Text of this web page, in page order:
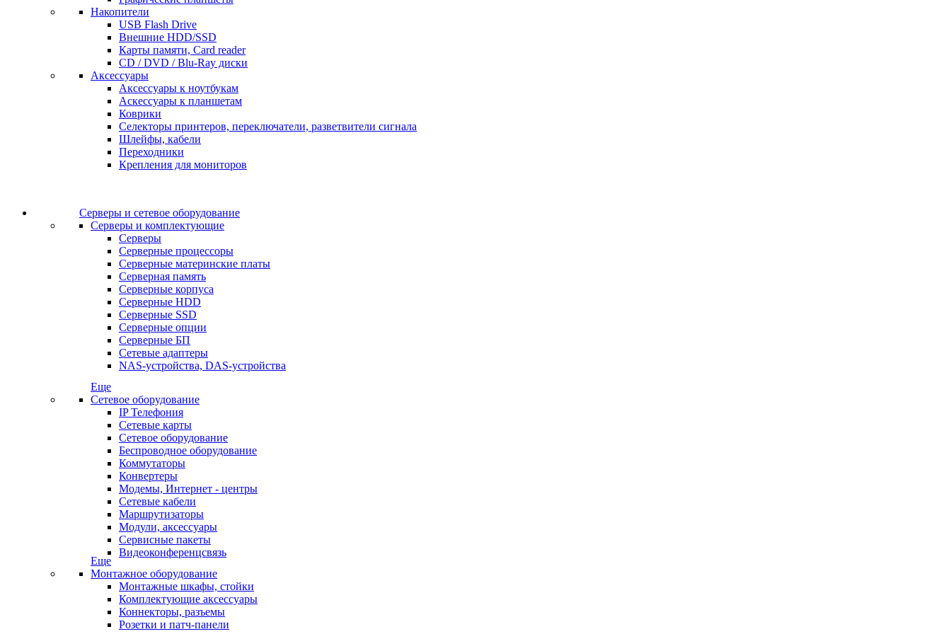
Накопители
USB Flash Drive
Внешние HDD/SSD
Карты памяти, Card reader
CD / DVD / Blu-Ray диски
Аксессуары
Аксессуары к ноутбукам
Аскессуары к планшетам
Коврики
Селекторы принтеров, переключатели, разветвители сигнала
Шлейфы, кабели
Переходники
Крепления для мониторов
Серверы и сетевое оборудование
Серверы и комплектующие
Серверы
Серверные процессоры
Серверные материнские платы
Серверная память
Серверные корпуса
Серверные HDD
Серверные SSD
Серверные опции
Серверные БП
Сетевые адаптеры
NAS-устройства, DAS-устройства
Еще
Сетевое оборудование
IP Телефония
Сетевые карты
Сетевое оборудование
Беспроводное оборудование
Коммутаторы
Конвертеры
Модемы, Интернет - центры
Сетевые кабели
Маршрутизаторы
Модули, аксессуары
Сервисные пакеты
Видеоконференцсвязь
Еще
Монтажное оборудование
Монтажные шкафы, стойки
Комплектующие аксессуары
Коннекторы, разъемы
Розетки и патч-панели